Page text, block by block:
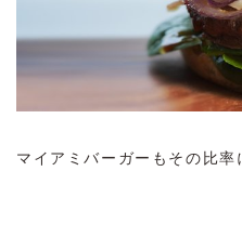
マイアミバーガーもその比